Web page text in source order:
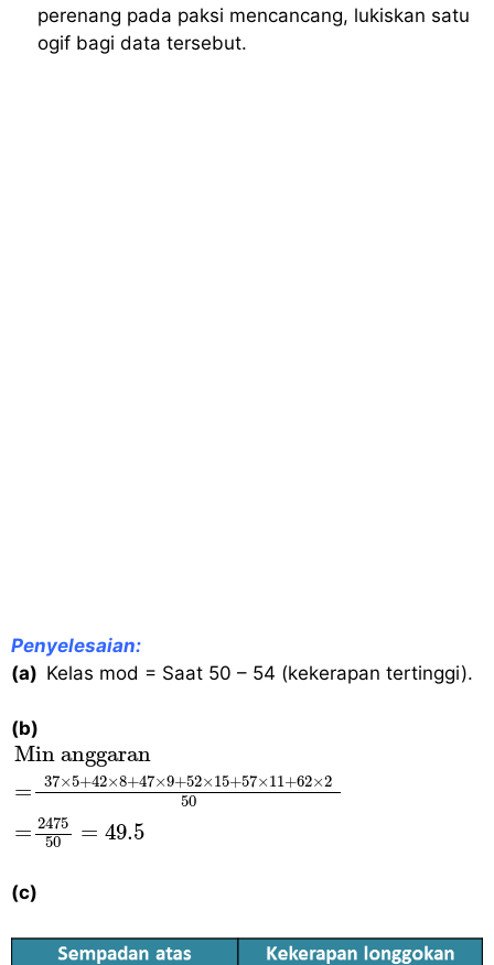
perenang pada paksi mencancang, lukiskan satu
ogif bagi data tersebut.
Penyelesaian:
(a) Kelas mod = Saat 50 – 54 (kekerapan tertinggi).
(b)
Min anggaran
=
37×5+42×8+47×9+52×15+57×11+62×2
50
= 2475
50
= 49.5
Min anggaran
(c)